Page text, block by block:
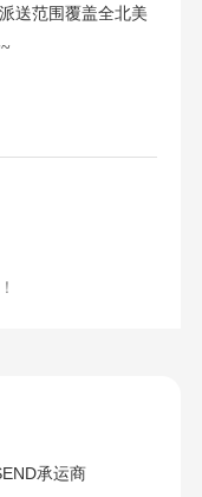
送范围覆盖全北美
承运商